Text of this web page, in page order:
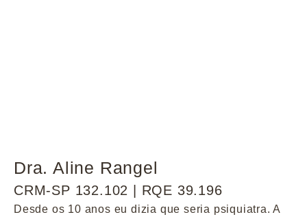
Dra. Aline Rangel
CRM-SP 132.102 | RQE 39.196
Desde os 10 anos eu dizia que seria psiquiatra. A